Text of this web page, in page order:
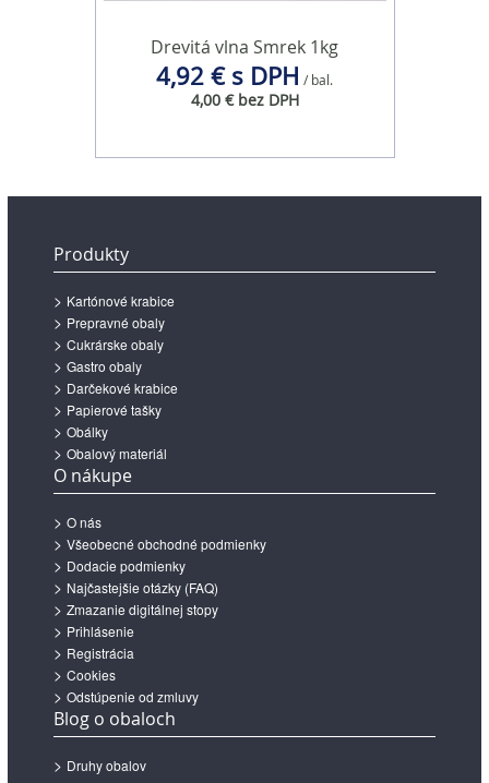
Drevitá vlna Smrek 1kg
4,92 € s DPH / bal.
4,00 € bez DPH
Produkty
Kartónové krabice
Prepravné obaly
Cukrárske obaly
Gastro obaly
Darčekové krabice
Papierové tašky
Obálky
Obalový materiál
O nákupe
O nás
Všeobecné obchodné podmienky
Dodacie podmienky
Najčastejšie otázky (FAQ)
Zmazanie digitálnej stopy
Prihlásenie
Registrácia
Cookies
Odstúpenie od zmluvy
Blog o obaloch
Druhy obalov